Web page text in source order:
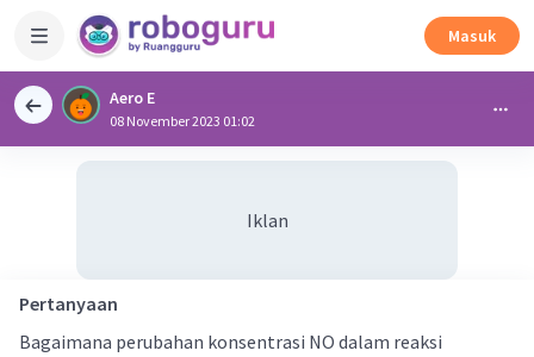
Masuk
Aero E
08 November 2023 01:02
Iklan
Pertanyaan
Bagaimana perubahan konsentrasi NO dalam reaksi